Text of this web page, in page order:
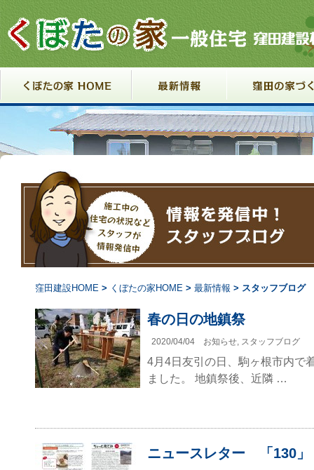
窪田建設HOME > くぼたの家HOME > 最新情報 > スタッフブログ
春の日の地鎮祭
2020/04/04 お知らせ, スタッフブログ
4月4日友引の日、駒ヶ根市内で
ました。 地鎮祭後、近隣 …
ニュースレター 「130